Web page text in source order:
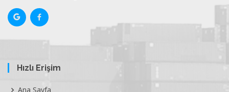
Hızlı Erişim
Ana Sayfa